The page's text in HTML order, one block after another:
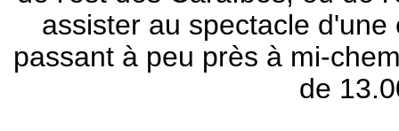
assister au spectacle
passant à peu près à mi-
de